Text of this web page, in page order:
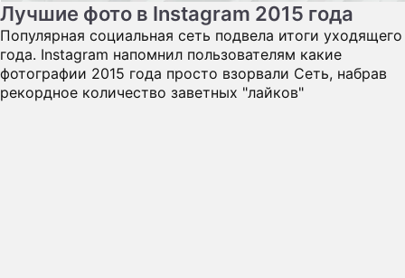
Лучшие фото в Instagram 2015 года
Популярная социальная сеть подвела итоги уходящего
года. Instagram напомнил пользователям какие
фотографии 2015 года просто взорвали Сеть, набрав
рекордное количество заветных "лайков"